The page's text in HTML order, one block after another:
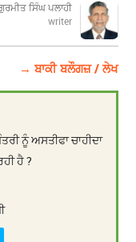
ਸਿੰਘ ਪਲਾਹੀ
writer
→ ਬਾਕੀ ਬਲੌਗਜ਼ / ਲੇਖ
ਨੂੰ ਅਸਤੀਫਾ ਚਾਹੀਦਾ
ਹੈ ?